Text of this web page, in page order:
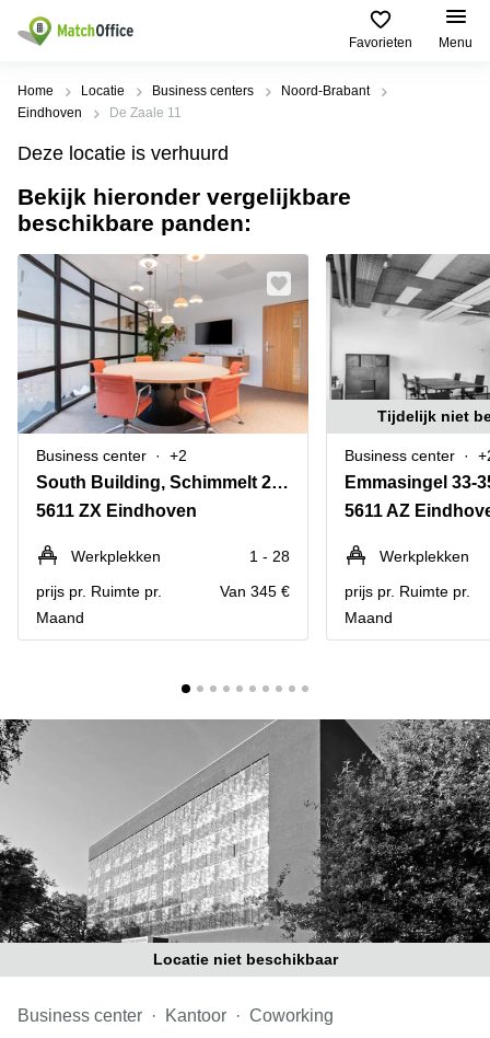
Favorieten Menu
Huren / Verhuren
Productpagina's
Kantoorruimten
Business
Flexplekken
Coworking
Vergaderruimten
Virtueel
Kantoor
Bedrijfsruimte
Populaire
Steden
Alkmaar
Oost
Amsterdam
Westpoort
Bergen
op
Zoom
Amersfoort
Breda
Hengelo
Hilversum
Hoofddorp
Deventer
Populaire
zoekopdrachten
Kantoorruimte
in Breda
Kantoor
huren
Bergen
op
Kantoor
huren
Tiel
Kantoor
huren
Reeuwijk
Business
Arnhem
Haag
Coworking
space
Breda
Coworking
Help
Over ons
Voeg je kantoorruimte toe
Huurprijs
Log in
Home Locatie Business centers
Noord-Brabant
Eindhoven
De Zaale 11
Deze locatie is verhuurd
Bekijk hieronder vergelijkbare
beschikbare panden:
Business center +2
South Building, Schimmelt 2-16
5611 ZX Eindhoven
Werkplekken
1 - 28
prijs pr. Ruimte pr.
Maand
Van 345 €
Tijdelijk niet
Business center
Emmasingel 33-
5611 AZ
Werkplekken
prijs pr. Ruimte pr.
Maand
Locatie niet beschikbaar
Business center Kantoor Coworking
Beschrijving Informatie & Faciliteiten Locatie